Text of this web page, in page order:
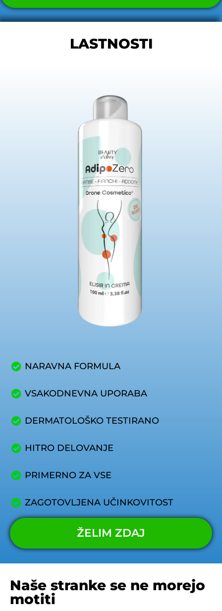
LASTNOSTI
NARAVNA FORMULA
VSAKODNEVNA UPORABA
DERMATOLOŠKO TESTIRANO
HITRO DELOVANJE
PRIMERNO ZA VSE
ZAGOTOVLJENA UČINKOVITOST
ŽELIM ZDAJ
Naše stranke se ne morejo
motiti